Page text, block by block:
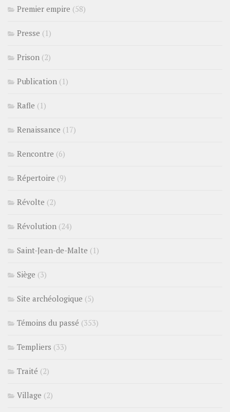
Premier empire (58)
Presse (1)
Prison (2)
Publication (1)
Rafle (1)
Renaissance (17)
Rencontre (6)
Répertoire (9)
Révolte (2)
Révolution (24)
Saint-Jean-de-Malte (1)
Siège (3)
Site archéologique (5)
Témoins du passé (353)
Templiers (33)
Traité (2)
Village (2)